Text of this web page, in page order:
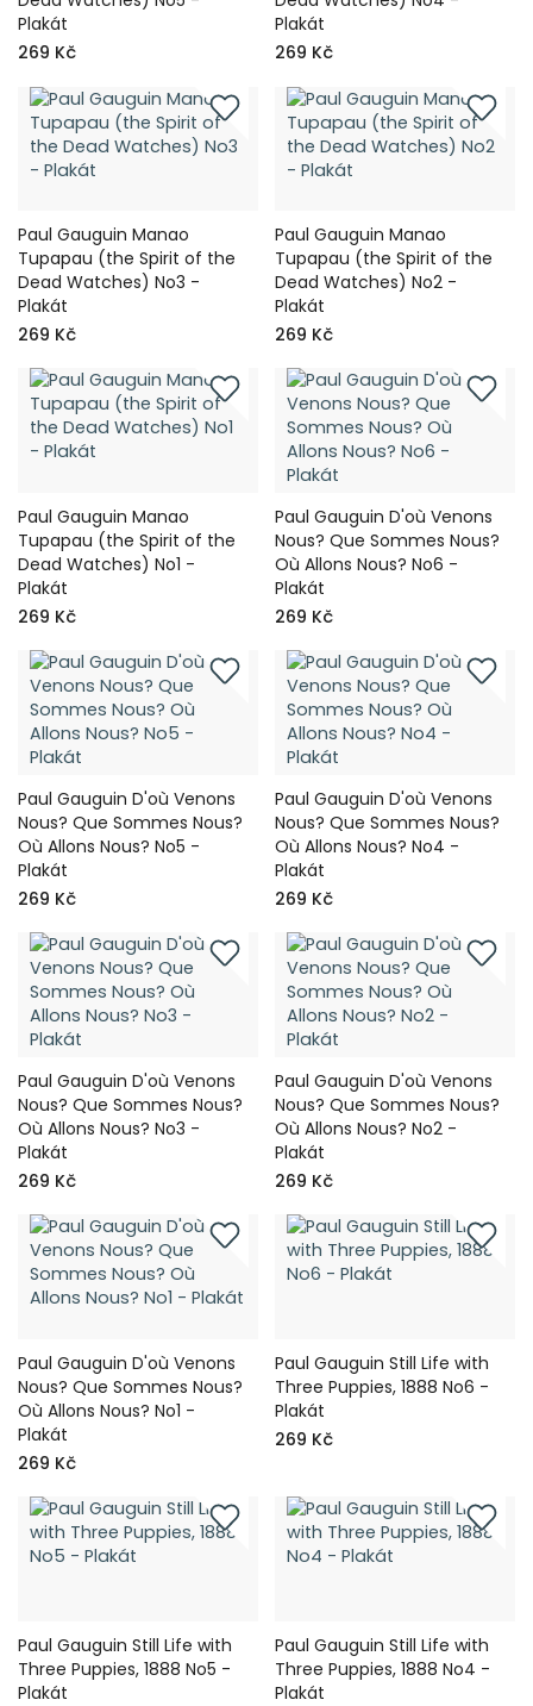
Plakát
269 Kč
Plakát
269 Kč
Paul Gauguin Manao
Tupapau (the Spirit of the
Dead Watches) No3 -
Plakát
269 Kč
Paul Gauguin Manao
Tupapau (the Spirit of the
Dead Watches) No2 -
Plakát
269 Kč
Paul Gauguin Manao
Tupapau (the Spirit of the
Dead Watches) No1 -
Plakát
269 Kč
Paul Gauguin D'où Venons
Nous? Que Sommes Nous?
Où Allons Nous? No6 -
Plakát
269 Kč
Paul Gauguin D'où Venons
Nous? Que Sommes Nous?
Où Allons Nous? No5 -
Plakát
269 Kč
Paul Gauguin D'où Venons
Nous? Que Sommes Nous?
Où Allons Nous? No4 -
Plakát
269 Kč
Paul Gauguin D'où Venons
Nous? Que Sommes Nous?
Où Allons Nous? No3 -
Plakát
269 Kč
Paul Gauguin D'où Venons
Nous? Que Sommes Nous?
Où Allons Nous? No2 -
Plakát
269 Kč
Paul Gauguin D'où Venons
Nous? Que Sommes Nous?
Où Allons Nous? No1 -
Plakát
269 Kč
Paul Gauguin Still Life with
Three Puppies, 1888 No6 -
Plakát
269 Kč
Paul Gauguin Still Life with
Three Puppies, 1888 No5 -
Plakát
Paul Gauguin Still Life with
Three Puppies, 1888 No4 -
Plakát